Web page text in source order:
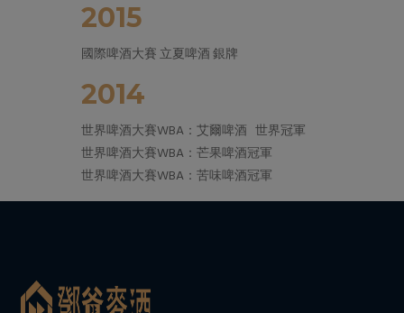
2015
國際啤酒大賽 立夏啤酒 銀牌
2014
世界啤酒大賽WBA：艾爾啤酒 世界冠軍
世界啤酒大賽WBA：芒果啤酒冠軍
世界啤酒大賽WBA：苦味啤酒冠軍